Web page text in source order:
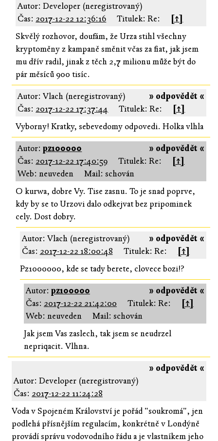
Autor: Developer (neregistrovaný)
Čas: 2017-12-22 12:36:16 Titulek: Re:
[↑]
Skvělý rozhovor, doufám, že Urza stihl všechny
kryptoměny z kampaně směnit včas za fiat, jak jsem
mu dřív radil, jinak z těch 2,7 milionu může být do
pár měsíců 900 tisíc.
» odpovědět «
Autor: Vlach (neregistrovaný)
Čas: 2017-12-22 17:37:44 Titulek: Re:
[↑]
Vyborny! Kratky, sebevedomy odpovedi. Holka vlhla
» odpovědět «
Autor:pz100000
Čas: 2017-12-22 17:40:59 Titulek: Re:
[↑]
Web: neuveden
Mail: schován
O kurwa, dobre Vy. Tise zasnu. To je snad poprve,
kdy by se to Urzovi dalo odkejvat bez pripominek
cely. Dost dobry.
» odpovědět «
Autor: Vlach (neregistrovaný)
Čas: 2017-12-22 18:00:48 Titulek: Re:
[↑]
Pz1000000, kde se tady berete, clovece bozi!?
» odpovědět «
Autor: pz100000
Čas: 2017-12-22 21:42:00 Titulek: Re:
[↑]
Web: neuveden
Mail: schován
Jak jsem Vas zaslech, tak jsem se neudrzel
nepriqacit. Vlhna.
» odpovědět «
Autor: Developer (neregistrovaný)
Čas: 2017-12-22 11:24:28
Voda v Spojeném Království je pořád "soukromá", jen
podlehá přísnějším regulacím, konkrétně v Londýně
provádí správu vodovodního řádu a je vlastníkem jeho